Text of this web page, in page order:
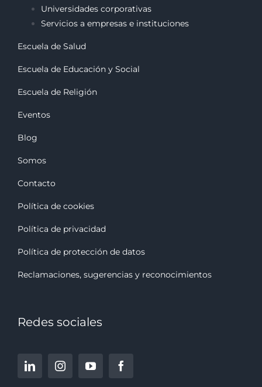
Universidades corporativas
Servicios a empresas e instituciones
Escuela de Salud
Escuela de Educación y Social
Escuela de Religión
Eventos
Blog
Somos
Contacto
Política de cookies
Política de privacidad
Política de protección de datos
Reclamaciones, sugerencias y reconocimientos
Redes sociales